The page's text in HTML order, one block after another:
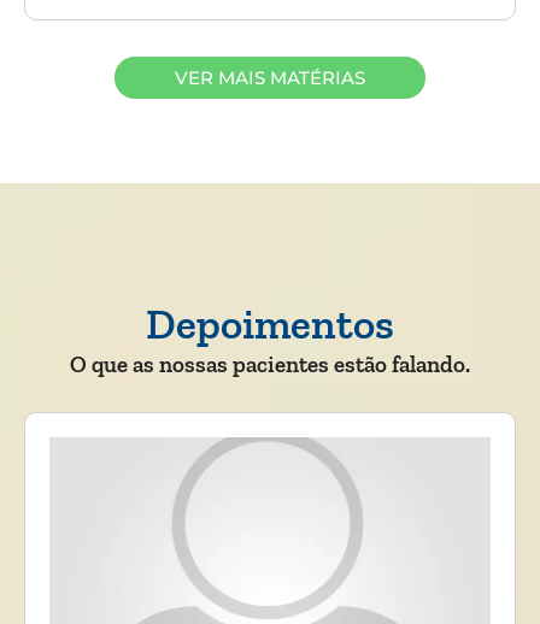
VER MAIS MATÉRIAS
Depoimentos
O que as nossas pacientes estão falando.